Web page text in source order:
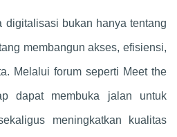
digitalisasi bukan hanya tentang
membangun akses, efisiensi,
Melalui forum seperti Meet the
dapat membuka jalan untuk
meningkatkan kualitas